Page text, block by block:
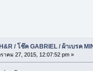
/ โช๊ค GABRIEL / ผ้าเบรค
าคม 27, 2015, 12:07:52 pm »